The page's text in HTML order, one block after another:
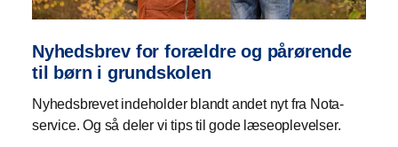
Nyhedsbrev for forældre og pårørende
til børn i grundskolen
Nyhedsbrevet indeholder blandt andet nyt fra Nota-
service. Og så deler vi tips til gode læseoplevelser.